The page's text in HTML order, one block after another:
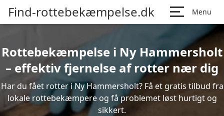
Find-rottebekæmpelse.dk Menu
Rottebekæmpelse i Ny Hammersholt
– effektiv fjernelse af rotter nær dig
Har du fået rotter i Ny Hammersholt? Få et gratis tilbud fra
lokale rottebekæmpere og få problemet løst hurtigt og
sikkert.